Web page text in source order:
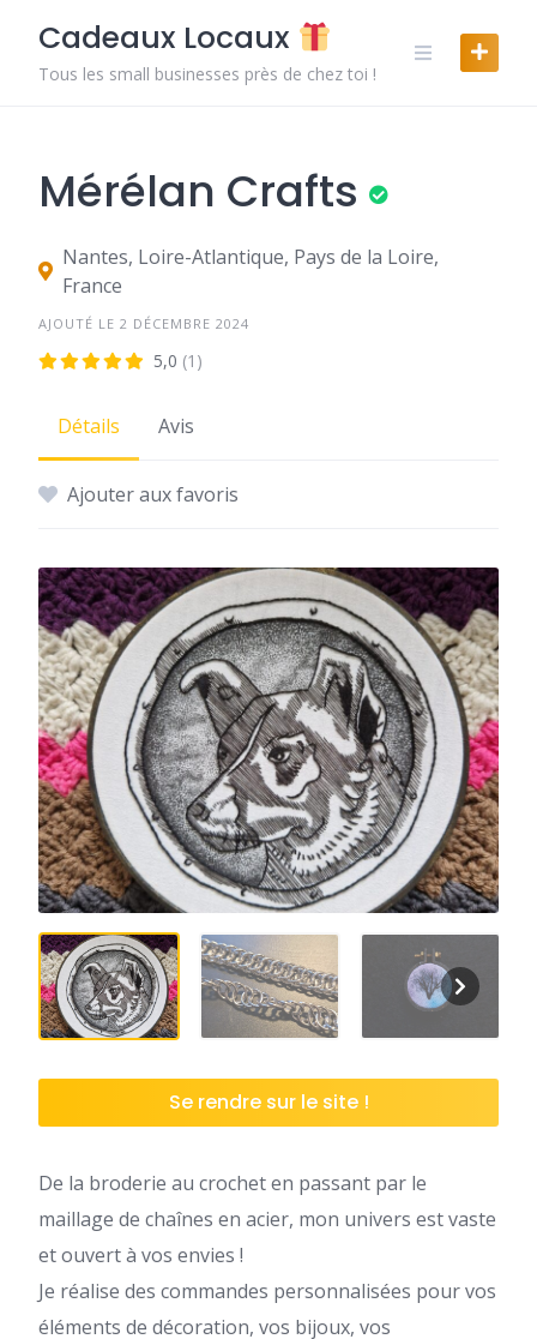
content
Cadeaux Locaux
Tous les small businesses près de chez toi !
Mérélan Crafts
Nantes, Loire-Atlantique, Pays de la Loire,
France
AJOUTÉ LE 2 DÉCEMBRE 2024
5,0 (1)
Détails Avis
Ajouter aux favoris
Se rendre sur le site !
De la broderie au crochet en passant par le
maillage de chaînes en acier, mon univers est vaste
et ouvert à vos envies !
Je réalise des commandes personnalisées pour vos
éléments de décoration, vos bijoux, vos